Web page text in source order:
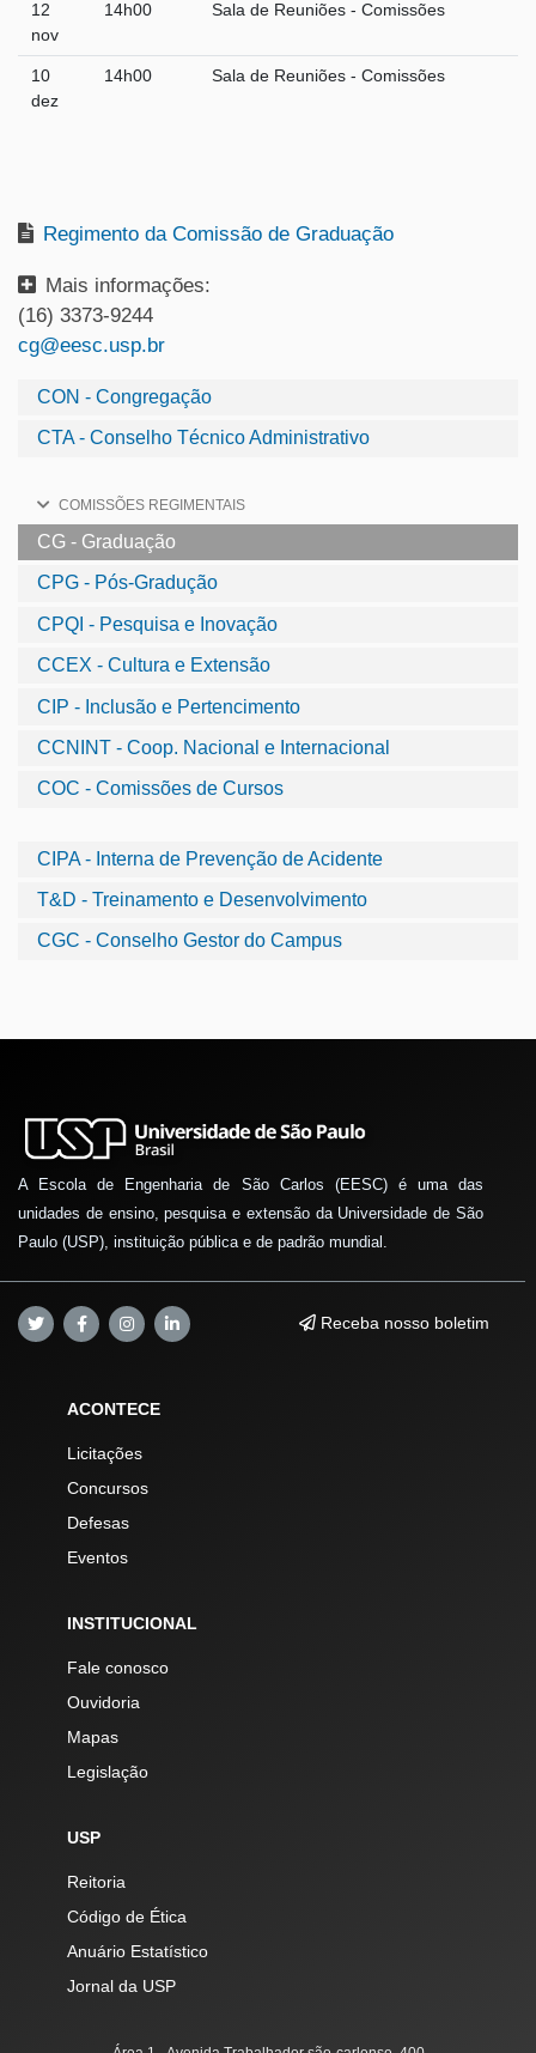
CON - Congregação
CTA - Conselho Técnico Administrativo
COMISSÕES REGIMENTAIS
CG - Graduação
CPG - Pós-Gradução
CPQI - Pesquisa e Inovação
CCEX - Cultura e Extensão
CIP - Inclusão e Pertencimento
CCNINT - Coop. Nacional e Internacional
COC - Comissões de Cursos
CIPA - Interna de Prevenção de Acidente
T&D - Treinamento e Desenvolvimento
CGC - Conselho Gestor do Campus
12
nov
14h00 Sala de Reuniões - Comissões
10
dez
14h00 Sala de Reuniões - Comissões
Regimento da Comissão de Graduação
Mais informações:
(16) 3373-9244
cg@eesc.usp.br
A Escola de Engenharia de São Carlos (EESC) é uma das
unidades de ensino, pesquisa e extensão da Universidade de São
Paulo (USP), instituição pública e de padrão mundial.
Receba nosso boletim
ACONTECE
Licitações
Concursos
Defesas
Eventos
INSTITUCIONAL
Fale conosco
Ouvidoria
Mapas
Legislação
USP
Reitoria
Código de Ética
Anuário Estatístico
Jornal da USP